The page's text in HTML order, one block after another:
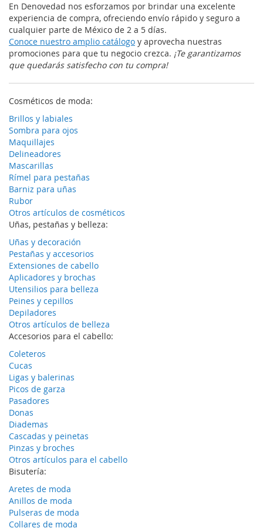
En Denovedad nos esforzamos por brindar una excelente
experiencia de compra, ofreciendo envío rápido y seguro a
cualquier parte de México de 2 a 5 días.
Conoce nuestro amplio catálogo y aprovecha nuestras
promociones para que tu negocio crezca. ¡Te garantizamos
que quedarás satisfecho con tu compra!
Cosméticos de moda:
Brillos y labiales
Sombra para ojos
Maquillajes
Delineadores
Mascarillas
Rímel para pestañas
Barniz para uñas
Rubor
Otros artículos de cosméticos
Uñas, pestañas y belleza:
Uñas y decoración
Pestañas y accesorios
Extensiones de cabello
Aplicadores y brochas
Utensilios para belleza
Peines y cepillos
Depiladores
Otros artículos de belleza
Accesorios para el cabello:
Coleteros
Cucas
Ligas y balerinas
Picos de garza
Pasadores
Donas
Diademas
Cascadas y peinetas
Pinzas y broches
Otros artículos para el cabello
Bisutería:
Aretes de moda
Anillos de moda
Pulseras de moda
Collares de moda